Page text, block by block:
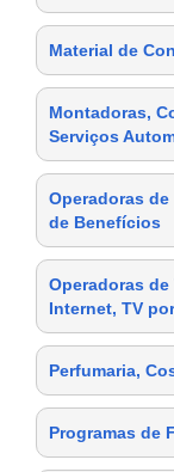
Material de
Montadoras,
Serviços
Operadoras
de Benefícios
Operadoras
Internet, TV
Perfumaria,
Programas de